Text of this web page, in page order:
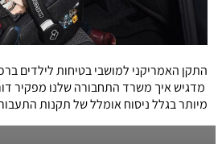
מיותר בגלל ניסוח אומלל של תקנות התעבורה